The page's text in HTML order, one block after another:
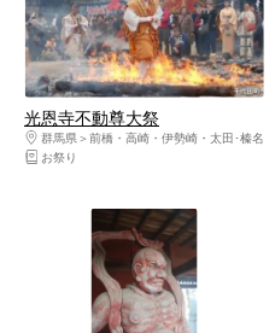
光恩寺不動尊大祭
群馬県
前橋・高崎・伊勢崎・太田･榛名
お祭り